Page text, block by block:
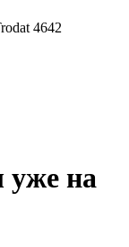
4642
уже на